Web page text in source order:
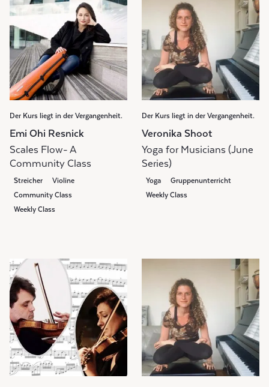
Der Kurs liegt in der Vergangenheit.
Emi Ohi Resnick
Scales Flow- A
Community Class
Streicher
Violine
Community Class
Weekly Class
Der Kurs liegt in der Vergangenheit.
Veronika Shoot
Yoga for Musicians (June
Series)
Yoga
Gruppenunterricht
Weekly Class